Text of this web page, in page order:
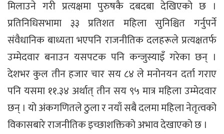
मिलाउने गरी प्रत्यक्षमा पुरुषकै दबदबा देखिएको छ ।
प्रतिनिधिसभामा ३३ प्रतिशत महिला सुनिश्चित गर्नुपर्ने
संवैधानिक बाध्यता भएपनि राजनीतिक दलहरूले प्रत्यक्षतर्फ
उम्मेदवार बनाउन यसपटक पनि कन्जुस्याइँ गरेका छन् ।
देशभर कुल तीन हजार चार सय ८४ ले मनोनयन दर्ता गराए
पनि यसमा ११.३४ अर्थात् तीन सय ९५ मात्र महिला उम्मेदवार
छन् । यो अंकगणितले ठुला र नयाँ सबै दलमा महिला नेतृत्वको
विकासबारे राजनीतिक इच्छाशक्तिको अभाव देखाएको छ ।